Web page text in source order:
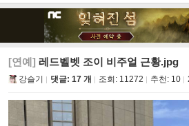
[연예] 레드벨벳 조이 비주얼 근황.jpg
강슬기 댓글: 17 개 조회: 11272 추천: 10